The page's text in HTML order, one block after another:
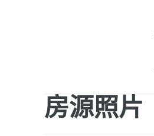
房源照片